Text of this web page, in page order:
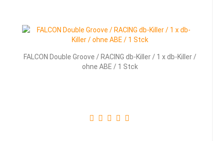
FALCON Double Groove / RACING db-Killer / 1 x db-Killer /
ohne ABE / 1 Stck